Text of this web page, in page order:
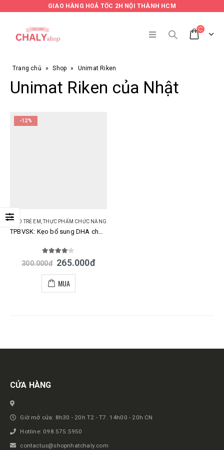
GIAO HÀNG HOẢ TỐC 2H NỘI THÀNH HCM
Trang chủ » Shop » Unimat Riken
Unimat Riken của Nhật
-12%
CHO TRẺ EM ,THỰC PHẨM CHỨC NĂNG
TPBVSK: Kẹo bổ sung DHA cho bé Unimat Riken Nhật
out of 5
300.000đ 265.000đ
MUA
Get in touch
CỬA HÀNG
Giờ mở cửa: 8h30 - 20h T2 - T7. 14h00 - 20h CN
Hotline: 098.575.5950
contactus@shopnhatchaly.com